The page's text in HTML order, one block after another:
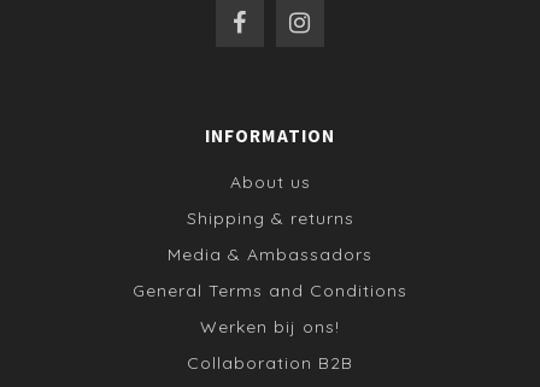
INFORMATION
About us
Shipping & returns
Media & Ambassadors
General Terms and Conditions
Werken bij ons!
Collaboration B2B